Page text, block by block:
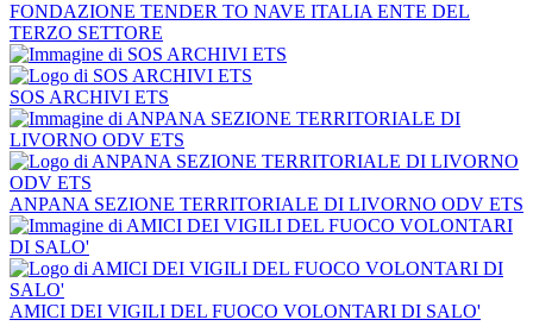
FONDAZIONE TENDER TO NAVE ITALIA ENTE DEL
TERZO SETTORE
SOS ARCHIVI ETS
ANPANA SEZIONE TERRITORIALE DI LIVORNO ODV ETS
AMICI DEI VIGILI DEL FUOCO VOLONTARI DI SALO'